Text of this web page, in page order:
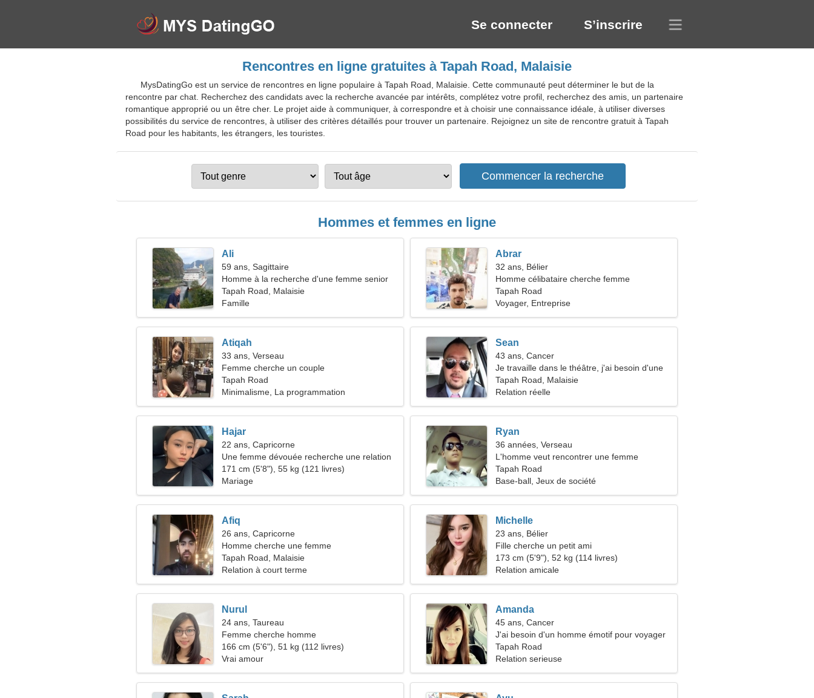
Se connecter S’inscrire
Rencontres en ligne gratuites à Tapah Road, Malaisie
MysDatingGo est un service de rencontres en ligne populaire à Tapah Road, Malaisie. Cette communauté peut déterminer le but de la
rencontre par chat. Recherchez des candidats avec la recherche avancée par intérêts, complétez votre profil, recherchez des amis, un partenaire
romantique approprié ou un être cher. Le projet aide à communiquer, à correspondre et à choisir une connaissance idéale, à utiliser diverses
possibilités du service de rencontres, à utiliser des critères détaillés pour trouver un partenaire. Rejoignez un site de rencontre gratuit à Tapah
Road pour les habitants, les étrangers, les touristes.
Hommes et femmes en ligne
Ali
59 ans, Sagittaire
Homme à la recherche d'une femme senior
50-55
Tapah Road, Malaisie
Famille
Abrar
32 ans, Bélier
Homme célibataire cherche femme
Tapah Road
Voyager, Entreprise
Atiqah
33 ans, Verseau
Femme cherche un couple
Tapah Road
Minimalisme, La programmation
Sean
43 ans, Cancer
Je travaille dans le théâtre, j'ai besoin d'une
femme extraordinaire
Tapah Road, Malaisie
Relation réelle
Hajar
22 ans, Capricorne
Une femme dévouée recherche une relation
passionnée
171 cm (5'8"), 55 kg (121 livres)
Mariage
Ryan
36 années, Verseau
L'homme veut rencontrer une femme
Tapah Road
Base-ball, Jeux de société
Afiq
26 ans, Capricorne
Homme cherche une femme
Tapah Road, Malaisie
Relation à court terme
Michelle
23 ans, Bélier
Fille cherche un petit ami
173 cm (5'9"), 52 kg (114 livres)
Relation amicale
Nurul
24 ans, Taureau
Femme cherche homme
166 cm (5'6"), 51 kg (112 livres)
Vrai amour
Amanda
45 ans, Cancer
J'ai besoin d'un homme émotif pour voyager
Tapah Road
Relation serieuse